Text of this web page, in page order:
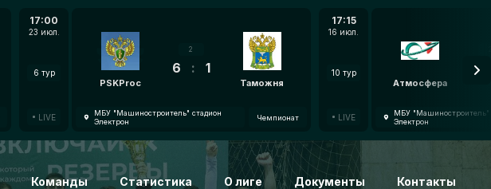
17:00
23 июл.
6 тур
LIVE
PSKProc
2
6 : 1
Таможня
МБУ "Машиностроитель" стадион
Электрон
Чемпионат
17:15
16 июл.
10 тур
LIVE
Атмосфера
7
МБУ "Машиностроитель"
Электрон
Команды Статистика О лиге Документы Контакты